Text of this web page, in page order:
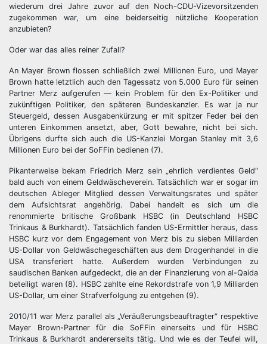
wiederum drei Jahre zuvor auf den Noch-CDU-Vizevorsitzenden
zugekommen war, um eine beiderseitig nützliche Kooperation
anzubieten?
Oder war das alles reiner Zufall?
An Mayer Brown flossen schließlich zwei Millionen Euro, und Mayer
Brown hatte letztlich auch den Tagessatz von 5.000 Euro für seinen
Partner Merz aufgerufen — kein Problem für den Ex-Politiker und
zukünftigen Politiker, den späteren Bundeskanzler. Es war ja nur
Steuergeld, dessen Ausgabenkürzung er mit spitzer Feder bei den
unteren Einkommen ansetzt, aber, Gott bewahre, nicht bei sich.
Übrigens durfte sich auch die US-Kanzlei Morgan Stanley mit 3,6
Millionen Euro bei der SoFFin bedienen (7).
Pikanterweise bekam Friedrich Merz sein „ehrlich verdientes Geld“
bald auch von einem Geldwäscheverein. Tatsächlich war er sogar im
deutschen Ableger Mitglied dessen Verwaltungsrates und später
dem Aufsichtsrat angehörig. Dabei handelt es sich um die
renommierte britische Großbank HSBC (in Deutschland HSBC
Trinkaus & Burkhardt). Tatsächlich fanden US-Ermittler heraus, dass
HSBC kurz vor dem Engagement von Merz bis zu sieben Milliarden
US-Dollar von Geldwäschegeschäften aus dem Drogenhandel in die
USA transferiert hatte. Außerdem wurden Verbindungen zu
saudischen Banken aufgedeckt, die an der Finanzierung von al-Qaida
beteiligt waren (8). HSBC zahlte eine Rekordstrafe von 1,9 Milliarden
US-Dollar, um einer Strafverfolgung zu entgehen (9).
2010/11 war Merz parallel als „Veräußerungsbeauftragter“ respektive
Mayer Brown-Partner für die SoFFin einerseits und für HSBC
Trinkaus & Burkhardt andererseits tätig. Und wie es der Teufel will,